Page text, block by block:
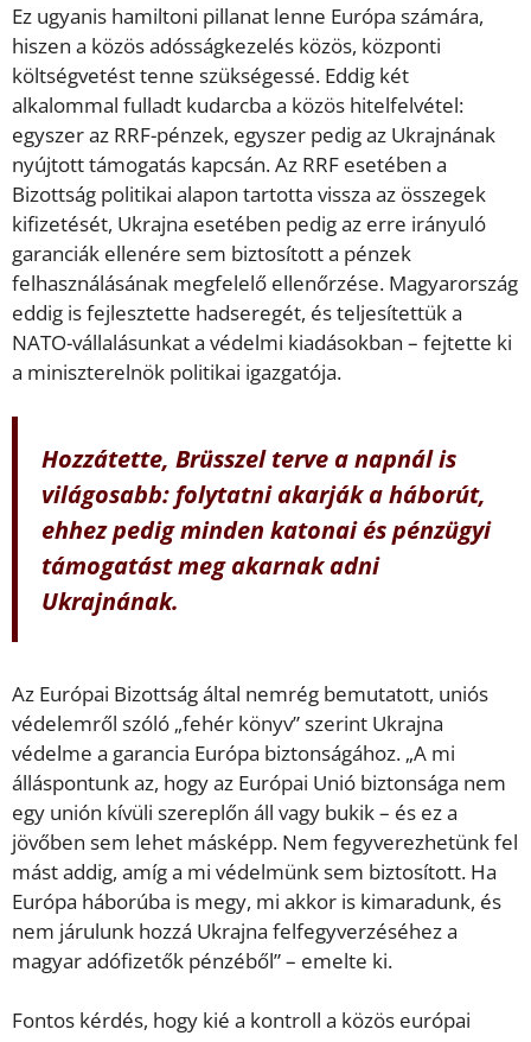
Ez ugyanis hamiltoni pillanat lenne Európa számára,
hiszen a közös adósságkezelés közös, központi
költségvetést tenne szükségessé. Eddig két
alkalommal fulladt kudarcba a közös hitelfelvétel:
egyszer az RRF-pénzek, egyszer pedig az Ukrajnának
nyújtott támogatás kapcsán. Az RRF esetében a
Bizottság politikai alapon tartotta vissza az összegek
kifizetését, Ukrajna esetében pedig az erre irányuló
garanciák ellenére sem biztosított a pénzek
felhasználásának megfelelő ellenőrzése. Magyarország
eddig is fejlesztette hadseregét, és teljesítettük a
NATO-vállalásunkat a védelmi kiadásokban – fejtette ki
a miniszterelnök politikai igazgatója.
Hozzátette, Brüsszel terve a napnál is
világosabb: folytatni akarják a háborút,
ehhez pedig minden katonai és pénzügyi
támogatást meg akarnak adni
Ukrajnának.
Az Európai Bizottság által nemrég bemutatott, uniós
védelemről szóló „fehér könyv” szerint Ukrajna
védelme a garancia Európa biztonságához. „A mi
álláspontunk az, hogy az Európai Unió biztonsága nem
egy unión kívüli szereplőn áll vagy bukik – és ez a
jövőben sem lehet másképp. Nem fegyverezhetünk fel
mást addig, amíg a mi védelmünk sem biztosított. Ha
Európa háborúba is megy, mi akkor is kimaradunk, és
nem járulunk hozzá Ukrajna felfegyverzéséhez a
magyar adófizetők pénzéből” – emelte ki.
Fontos kérdés, hogy kié a kontroll a közös európai